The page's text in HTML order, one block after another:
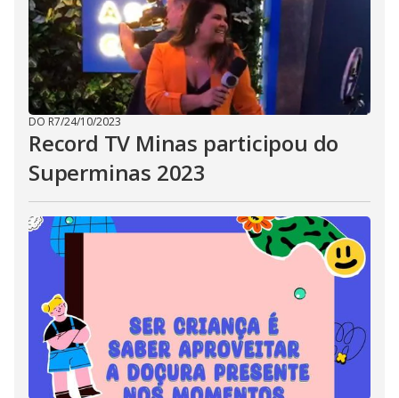
DO R7/24/10/2023
Record TV Minas participou do
Superminas 2023